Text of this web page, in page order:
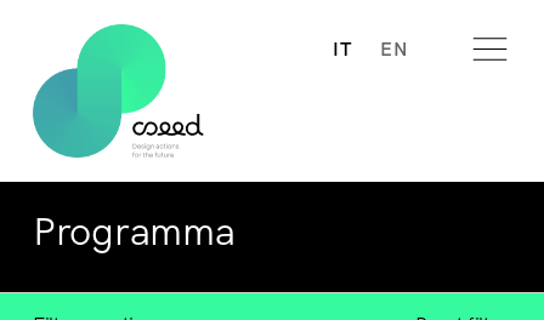
IT EN
Programma